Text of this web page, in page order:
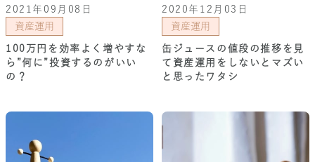
2021年09月08日
資産運用
100万円を効率よく増やすな
ら”何に”投資するのがいい
の？
2020年12月03日
資産運用
缶ジュースの値段の推移を見
て資産運用をしないとマズい
と思ったワタシ